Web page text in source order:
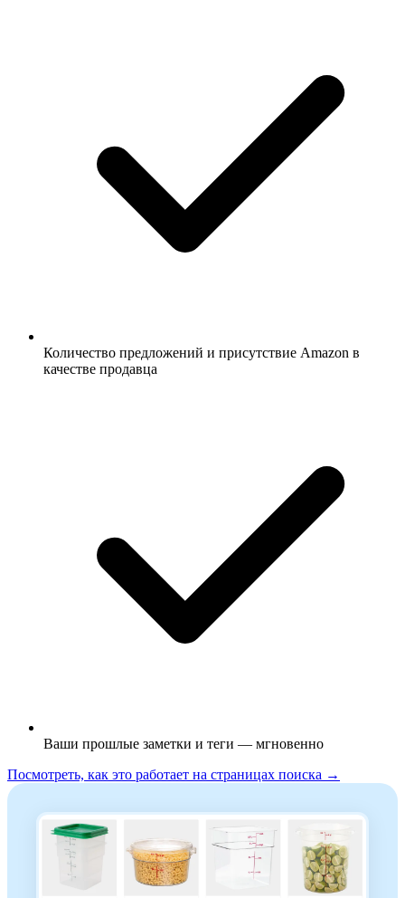
Количество предложений и присутствие Amazon в
качестве продавца
Ваши прошлые заметки и теги — мгновенно
Посмотреть, как это работает на страницах поиска →